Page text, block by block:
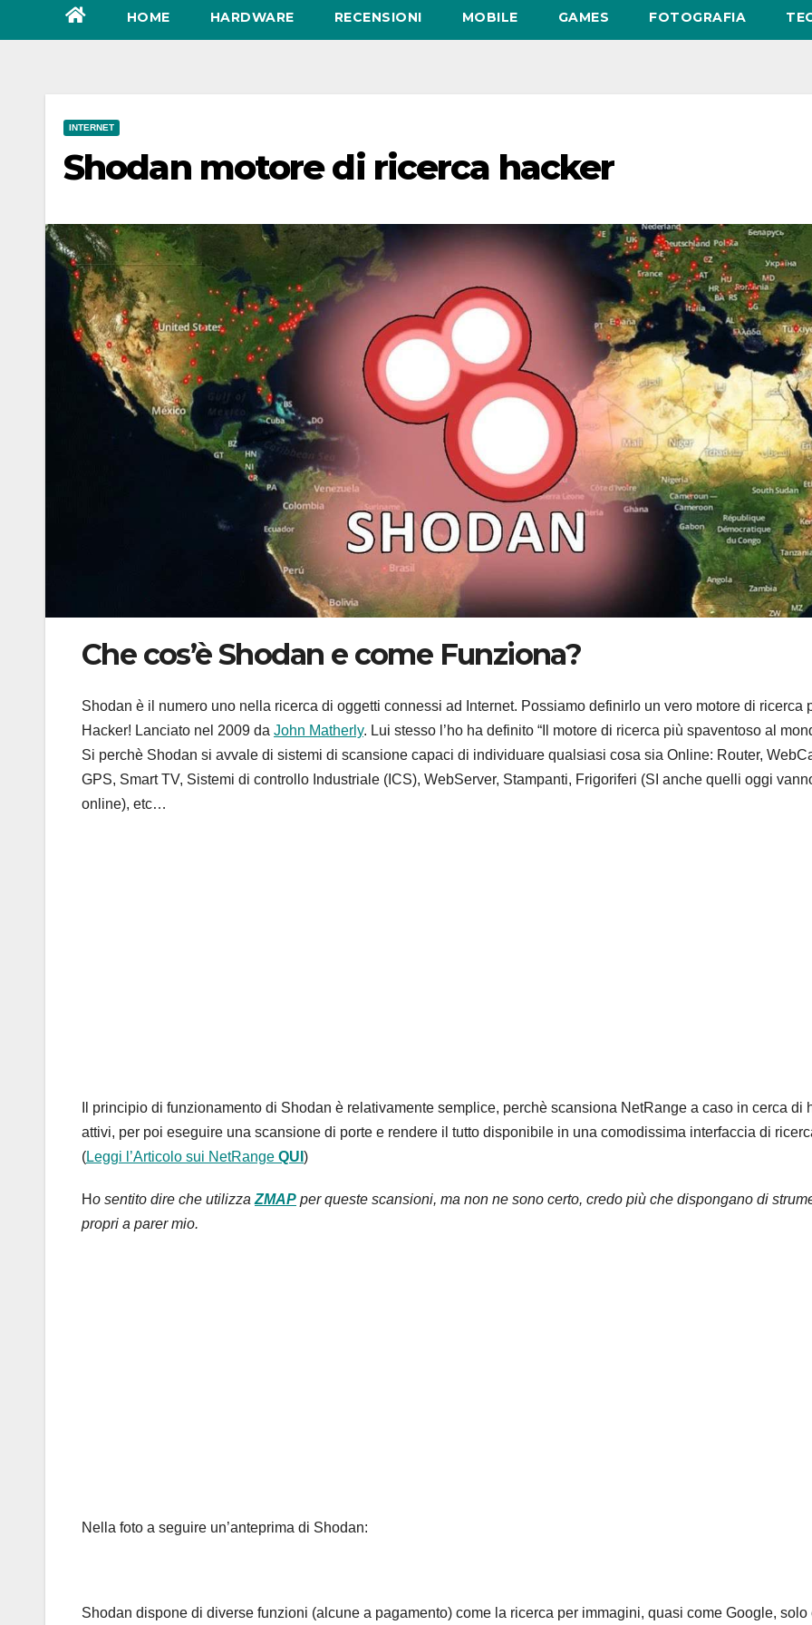
HOME HARDWARE RECENSIONI MOBILE GAMES FOTOGRAFIA
INTERNET
Shodan motore di ricerca hacker
Che cos’è Shodan e come Funziona?
Shodan è il numero uno nella ricerca di oggetti connessi ad Internet. Possiamo definirlo un vero motore di ricerca
Hacker! Lanciato nel 2009 da John Matherly. Lui stesso l’ho ha definito “Il motore di ricerca più spaventoso al
Si perchè Shodan si avvale di sistemi di scansione capaci di individuare qualsiasi cosa sia Online: Router,
GPS, Smart TV, Sistemi di controllo Industriale (ICS), WebServer, Stampanti, Frigoriferi (SI anche quelli oggi
online), etc…
Il principio di funzionamento di Shodan è relativamente semplice, perchè scansiona NetRange a caso in cerca di
attivi, per poi eseguire una scansione di porte e rendere il tutto disponibile in una comodissima interfaccia di
(Leggi l’Articolo sui NetRange QUI )
Ho sentito dire che utilizza ZMAP per queste scansioni, ma non ne sono certo, credo più che dispongano di
propri a parer mio.
Nella foto a seguire un’anteprima di Shodan:
Shodan dispone di diverse funzioni (alcune a pagamento) come la ricerca per immagini, quasi come Google, solo